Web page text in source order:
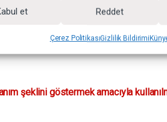
et Reddet
Çerez PolitikasıGizlilik Bildirimi
şeklini göstermek amacıyla